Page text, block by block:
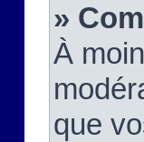
»
À
que